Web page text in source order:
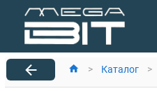
> Каталог >